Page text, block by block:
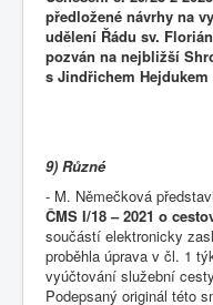
předložené návrhy na
udělení Řádu sv.
pozván na nejbližší
s Jindřichem Hejdukem
9) Různé
- M. Němečková
ČMS I/18 – 2021 o
součástí elektronicky
proběhla úprava v čl. 1
vyúčtování služební
Podepsaný originál této